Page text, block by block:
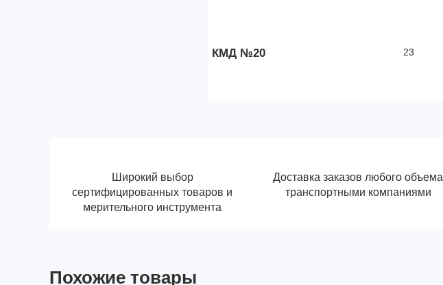
КМД №20 23
Широкий выбор
сертифицированных товаров и
мерительного инструмента
Доставка заказов любого объема
транспортными компаниями
Похожие товары